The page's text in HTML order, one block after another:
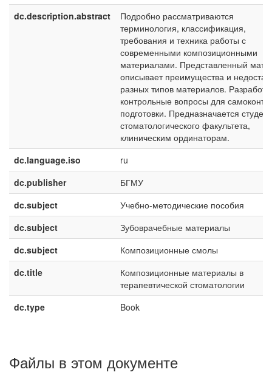
dc.description.abstract
Подробно рассматриваются
терминология, классификация,
требования и техника работы с
современными композиционными
материалами. Представленный
описывает преимущества и
разных типов материалов.
контрольные вопросы для
подготовки. Предназначается
стоматологического факультета,
клиническим ординаторам.
dc.language.iso
ru
dc.publisher
БГМУ
dc.subject
Учебно-методические пособия
dc.subject
Зубоврачебные материалы
dc.subject
Композиционные смолы
dc.title
Композиционные материалы в
терапевтической стоматологии
dc.type
Book
Файлы в этом документе